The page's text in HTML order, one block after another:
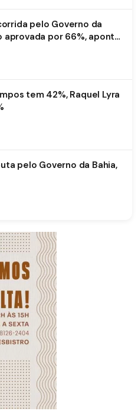
pelo Governo da
aprovada por 66%, aponta
tem 42%, Raquel Lyra
pelo Governo da Bahia,